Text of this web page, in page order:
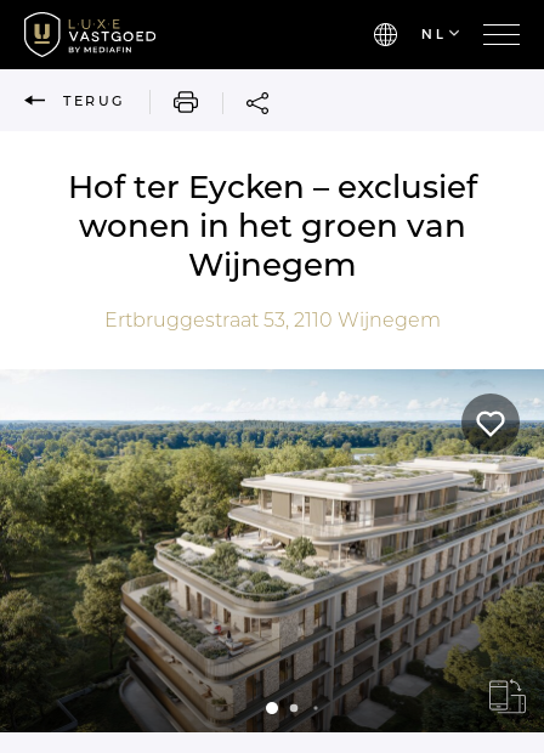
NL
TERUG AFDRUKKEN
Hof ter Eycken – exclusief
wonen in het groen van
Wijnegem
Ertbruggestraat 53, 2110 Wijnegem